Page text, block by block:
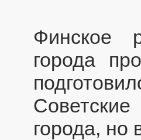
Финское
города
города, но